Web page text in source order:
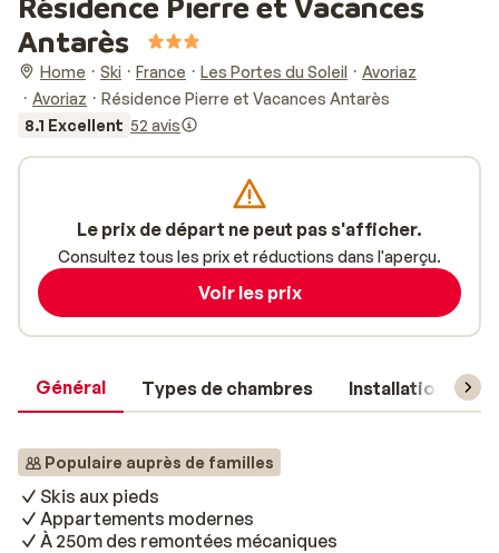
Antarès
Home Ski France Les Portes du Soleil
Avoriaz
Avoriaz
Résidence Pierre et Vacances Antarès
8.1 Excellent 52 avis
Général Types de chambres Installations
Populaire auprès de familles
Skis aux pieds
Appartements modernes
À 250m des remontées mécaniques
Le prix de départ ne peut pas s'afficher.
Consultez tous les prix et réductions dans l'aperçu.
Voir les prix